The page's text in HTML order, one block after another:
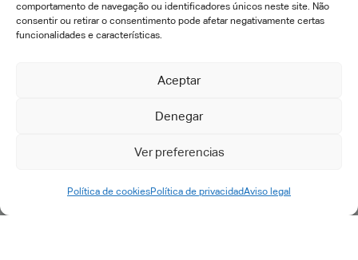
comportamento de navegação ou identificadores únicos neste site. Não
consentir ou retirar o consentimento pode afetar negativamente certas
funcionalidades e características.
Aceptar
Denegar
Ver preferencias
Política de cookiesPolítica de privacidadAviso legal
Desenvolvimentos específicos
Pós-venda